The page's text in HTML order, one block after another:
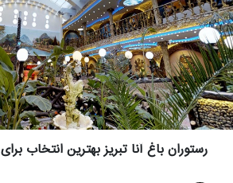
رستوران باغ آنا تبریز بهترین انتخاب